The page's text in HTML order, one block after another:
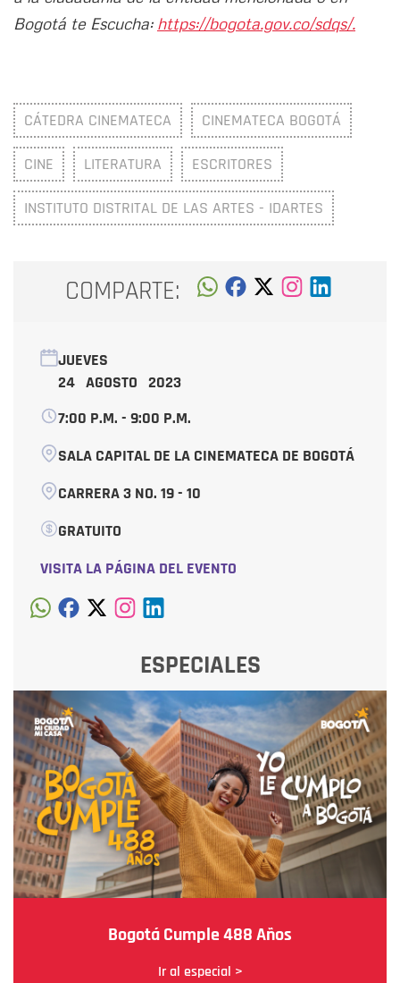
Bogotá te Escucha: https://bogota.gov.co/sdqs/.
CÁTEDRA CINEMATECA CINEMATECA BOGOTÁ
CINE LITERATURA ESCRITORES
INSTITUTO DISTRITAL DE LAS ARTES - IDARTES
COMPARTE:
JUEVES
24 AGOSTO 2023
7:00 P.M. - 9:00 P.M.
SALA CAPITAL DE LA CINEMATECA DE BOGOTÁ
CARRERA 3 NO. 19 - 10
GRATUITO
VISITA LA PÁGINA DEL EVENTO
ESPECIALES
Bogotá Cumple 488 Años
Ir al especial >